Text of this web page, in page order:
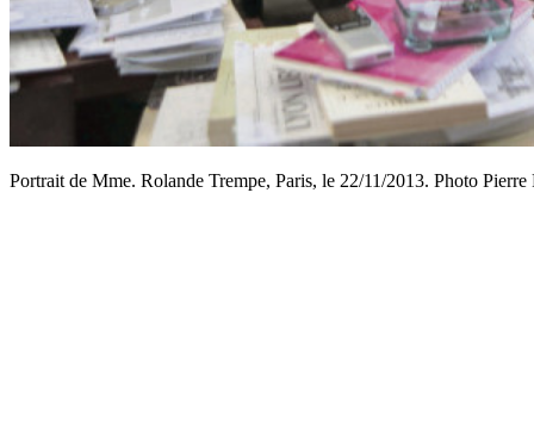
Portrait de Mme. Rolande Trempe, Paris, le 22/11/2013. Photo